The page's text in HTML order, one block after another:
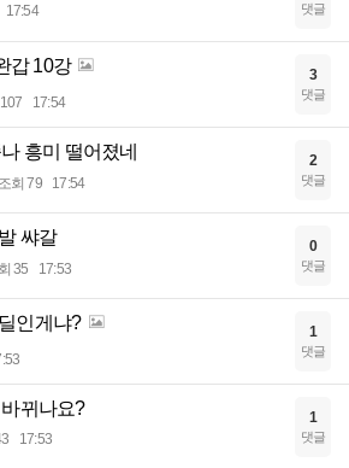
17:54 댓글
갑 10강
17:54
3
댓글
흥미 떨어졌네
조회 79 17:54
2
댓글
쌰갈
35 17:53
0
댓글
인게냐? 1
댓글
뀌나요?
17:53
1
댓글